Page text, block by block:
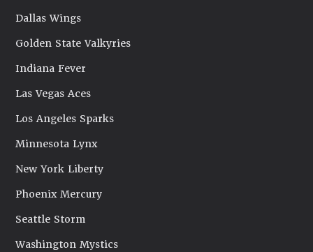
Dallas Wings
Golden State Valkyries
Indiana Fever
Las Vegas Aces
Los Angeles Sparks
Minnesota Lynx
New York Liberty
Phoenix Mercury
Seattle Storm
Washington Mystics